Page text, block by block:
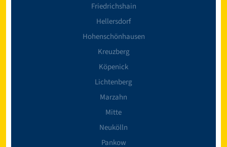
Friedrichshain
Hellersdorf
Hohenschönhausen
Kreuzberg
Köpenick
Lichtenberg
Marzahn
Mitte
Neukölln
Pankow